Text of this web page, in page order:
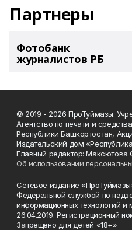
Партнеры
Фотобанк
журналистов РБ
© 2019 - 2026 ПроТуймазы.
Агентство по печати и
Республики Башкортостан,
Издательский дом
Главный редактор: Максютова
Об использовании
Сетевое издание
Федеральной службой по
информационных технологий
26.04.2019.
Запрещено для детей «18+»